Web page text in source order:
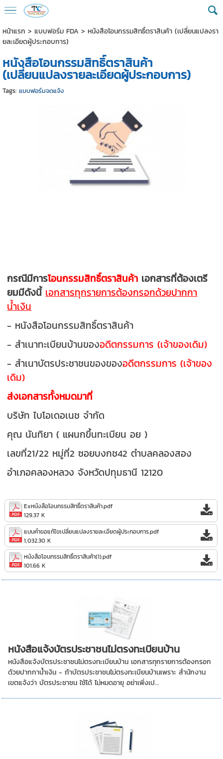
หน้าแรก > แบบฟอร์ม FDA > หนังสือโอนกรรมสิทธิ์ตราสินค้า (เปลี่ยนแปลงรา
ยละเอียดผู้ประกอบการ)
หนังสือโอนกรรมสิทธิ์ตราสินค้า
(เปลี่ยนแปลงรายละเอียดผู้ประกอบการ)
Tags: แบบฟอร์มจดแจ้ง
กรณีมีการโอนกรรมสิทธิ์ตราสินค้า เอกสารที่ต้องเตรี
ยมมีดังนี้ เอกสารทุกรายการต้องกรอกด้วยปากกา
น้ำเงิน
- หนังสือโอนกรรมสิทธิ์ตราสินค้า
- สำเนาทะเบียนบ้านของอดีตกรรมการ (เจ้าของเดิม)
- สำเนาบัตรประชาชนของของอดีตกรรมการ (เจ้าของ
เดิม)
ส่งเอกสารทั้งหมดมาที่
บริษัท ไบโอเดอเนช จำกัด
คุณ นันทิยา ( แผนกขึ้นทะเบียน อย )
เลขที่21/22 หมู่ที่2 ซอยบงกช42 ตำบลคลองสอง
อำเภอคลองหลวง จังหวัดปทุมธานี 12120
Exหนังสือโอนกรรมสิทธิ์ตราสินค้า.pdf
129.37 K
แบบคำขอแก้ไขเปลี่ยนแปลงรายละเอียดผู้ประกอบการ.pdf
1,032.30 K
หนังสือโอนกรรมสิทธิ์ตราสินค้า(1).pdf
101.66 K
หนังสือแจ้งบัตรประชาชนไม่ตรงทะเบียนบ้าน
หนังสือแจ้งบัตรประชาชนไม่ตรงทะเบียนบ้าน เอกสารทุกรายการต้องกรอก
ด้วยปากกาน้ำเงิน - ถ้าบัตรประชาชนไม่ตรงทะเบียนบ้านเพราะ สำนักงาน
เขตแจ้งว่า บัตรประชาชน ใช้ได้ ไม่หมดอายุ อย่าเพิ่งเป...